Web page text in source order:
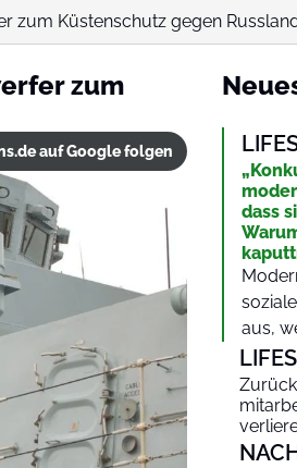
zum Küstenschutz gegen
zum
auf Google folgen
dass
aus,